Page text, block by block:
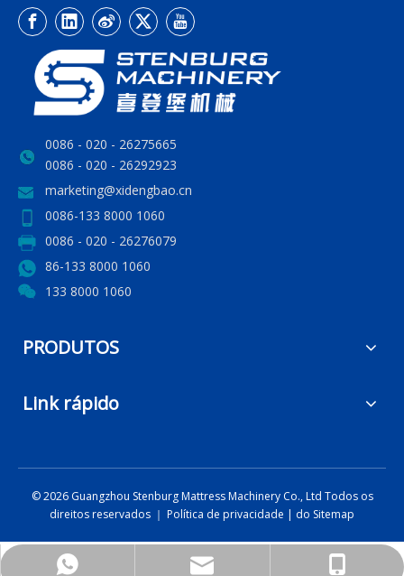
0086 - 020 - 26275665
0086 - 020 - 26292923
marketing@xidengbao.cn
0086-133 8000 1060
0086 - 020 - 26276079
86-133 8000 1060
133 8000 1060
+86 13380001060
marketing@xidengbao.cn
+86 13380001060
PRODUTOS
Link rápido
©2026Guangzhou Stenburg Mattress Machinery Co., Ltd Todos os
direitos reservados ｜ Política de privacidade | do Sitemap